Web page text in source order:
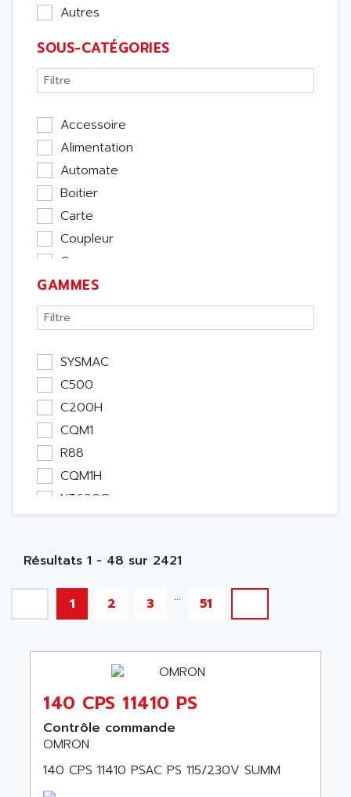
Autres
SOUS-CATÉGORIES
Accessoire
Alimentation
Automate
Boitier
Carte
Coupleur
Cpu
Ecran
Entrée / Sortie
Memoire
Module Métier
Moteur
Pupitre Opérateur
Rack
Etude
Software
Variateur
Actif
Consommable
Optoélectronique
Passif
Bureau
Emballage
Informatique
Outillage
Robot
GAMMES
SYSMAC
C500
C200H
CQM1
R88
CQM1H
NT620C
CQM1H
MELSEC
NT31/NT31C
NT30/NT30C
NT3
3G2 Series
C20
CPM1
CJ1W
NC
Résultats 1 - 48 sur 2421
1 2 3 ... 51
140 CPS 11410 PS
Contrôle commande
OMRON
140 CPS 11410 PSAC PS 115/230V SUMM